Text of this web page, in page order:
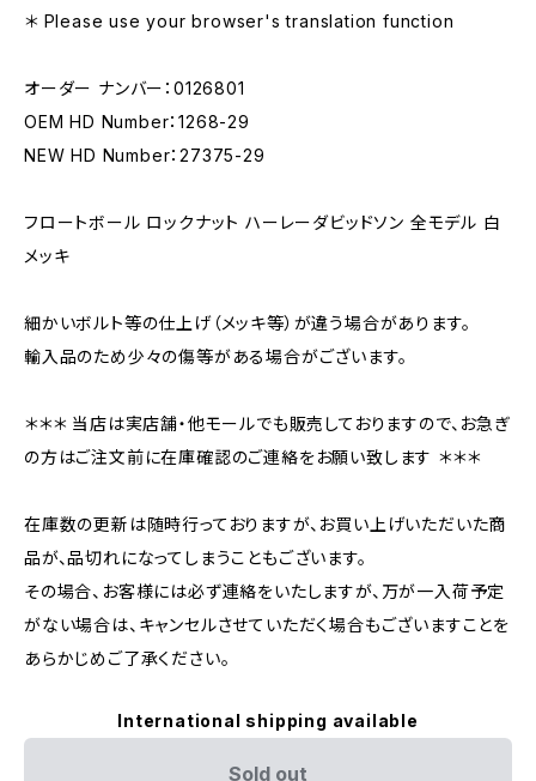
＊ Please use your browser's translation function
オーダー ナンバー：0126801
OEM HD Number：1268-29
NEW HD Number：27375-29
フロートボール ロックナット ハーレーダビッドソン 全モデル 白
メッキ
細かいボルト等の仕上げ（メッキ等）が違う場合があります。
輸入品のため少々の傷等がある場合がございます。
＊＊＊ 当店は実店舗・他モールでも販売しておりますので、お急ぎ
の方はご注文前に在庫確認のご連絡をお願い致します ＊＊＊
在庫数の更新は随時行っておりますが、お買い上げいただいた商
品が、品切れになってしまうこともございます。
その場合、お客様には必ず連絡をいたしますが、万が一入荷予定
がない場合は、キャンセルさせていただく場合もございますことを
あらかじめご了承ください。
International shipping available
Sold out